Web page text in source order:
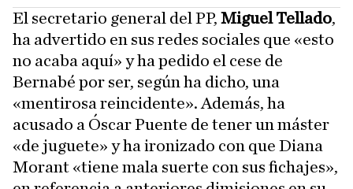
El secretario general del PP, Miguel Tellado,
ha advertido en sus redes sociales que «esto
no acaba aquí» y ha pedido el cese de
Bernabé por ser, según ha dicho, una
«mentirosa reincidente». Además, ha
acusado a Óscar Puente de tener un máster
«de juguete» y ha ironizado con que Diana
Morant «tiene mala suerte con sus fichajes»,